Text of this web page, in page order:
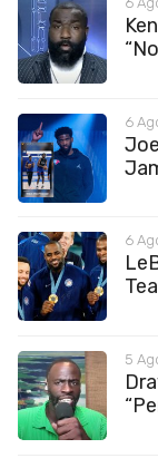
6
6
5